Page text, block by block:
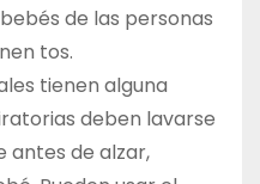
de las personas
tos.
tienen alguna
deben lavarse
antes de alzar,